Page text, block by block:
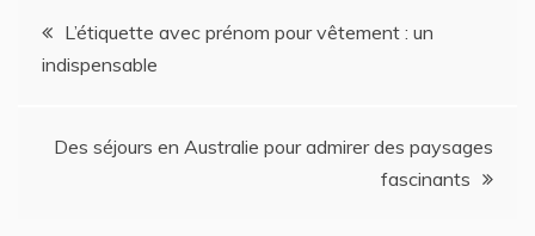
Navigation
l’article
L’étiquette avec prénom pour vêtement : un
indispensable
Des séjours en Australie pour admirer des paysages
fascinants